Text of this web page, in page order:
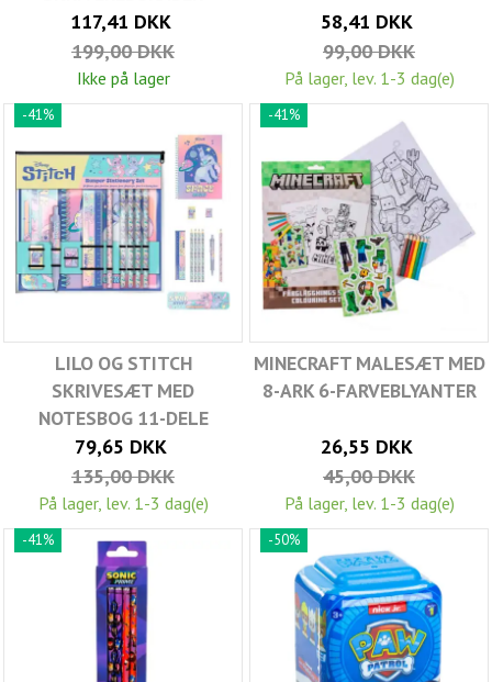
117,41 DKK
199,00 DKK
Ikke på lager
58,41 DKK
99,00 DKK
På lager, lev. 1-3 dag(e)
-41%
LILO OG STITCH
SKRIVESÆT MED
NOTESBOG 11-DELE
79,65 DKK
135,00 DKK
På lager, lev. 1-3 dag(e)
-41%
MINECRAFT MALESÆT MED
8-ARK 6-FARVEBLYANTER
26,55 DKK
45,00 DKK
På lager, lev. 1-3 dag(e)
-41% -50%